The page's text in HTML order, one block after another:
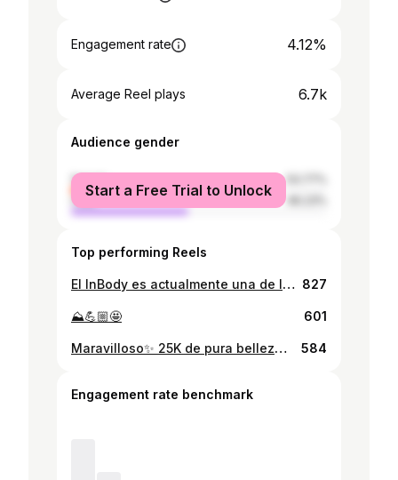
Engagement rate 4.12%
Average Reel plays 6.7k
Audience gender
female
male
Start a Free Trial to Unlock
Top performing Reels
El InBody es actualmente una de las mejores herramientas para la evaluación y el monitoreo de la composición corporal. Con esta máquina puedes conocer cuánto porcentaje de grasa tienes, cuánto porcentaje de masa muscular, la distribución de estos tejidos en tu cuerpo, entre muchas otras cosas. Por esto, nutricionistas y entrenadores como la Javi lo ocupan rutinariamente con sus pacientes! Si quisieras hacerte esta evaluación, puedes pedir hora con la Javi y tomártela, por supuesto con un descuentito si vas de mi parte 👀💕 827
⛰️💪🏼🤩 601
Maravilloso✨ 25K de pura belleza⛰️🌳🌱🌿 584
Engagement rate benchmark